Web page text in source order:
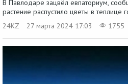
В Павлодаре зацвёл евпаториум,
растение распустило цветы в теплице
24KZ
27 марта 2024 17:03 1755